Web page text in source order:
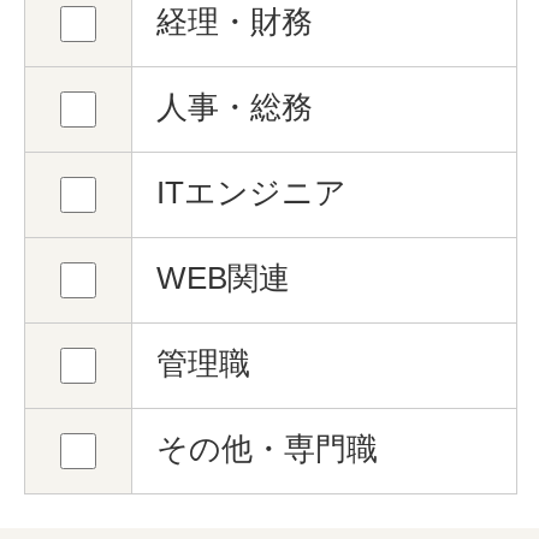
経理・財務
人事・総務
ITエンジニア
WEB関連
管理職
その他・専門職